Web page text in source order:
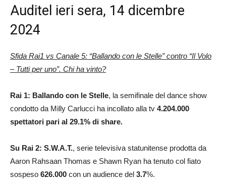
Auditel ieri sera, 14 dicembre
2024
Sfida Rai1 vs Canale 5: “Ballando con le Stelle” contro “Il Volo
– Tutti per uno”. Chi ha vinto?
Rai 1: Ballando con le Stelle, la semifinale del dance show
condotto da Milly Carlucci ha incollato alla tv 4.204.000
spettatori pari al 29.1% di share.
Su Rai 2: S.W.A.T., serie televisiva statunitense prodotta da
Aaron Rahsaan Thomas e Shawn Ryan ha tenuto col fiato
sospeso 626.000 con un audience del 3.7%.